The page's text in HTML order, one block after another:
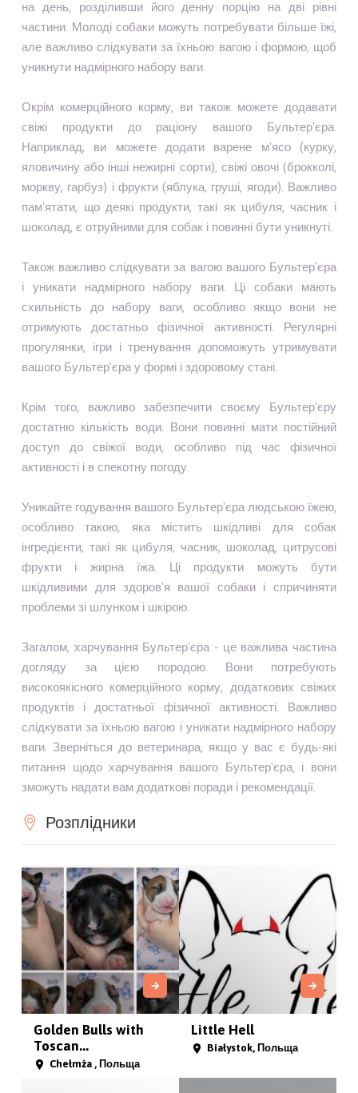
на день, розділивши його денну порцію на дві рівні
частини. Молоді собаки можуть потребувати більше їжі,
але важливо слідкувати за їхньою вагою і формою, щоб
уникнути надмірного набору ваги.
Окрім комерційного корму, ви також можете додавати
свіжі продукти до раціону вашого Бультер'єра.
Наприклад, ви можете додати варене м'ясо (курку,
яловичину або інші нежирні сорти), свіжі овочі (брокколі,
моркву, гарбуз) і фрукти (яблука, груші, ягоди). Важливо
пам'ятати, що деякі продукти, такі як цибуля, часник і
шоколад, є отруйними для собак і повинні бути уникнуті.
Також важливо слідкувати за вагою вашого Бультер'єра
і уникати надмірного набору ваги. Ці собаки мають
схильність до набору ваги, особливо якщо вони не
отримують достатньо фізичної активності. Регулярні
прогулянки, ігри і тренування допоможуть утримувати
вашого Бультер'єра у формі і здоровому стані.
Крім того, важливо забезпечити своєму Бультер'єру
достатню кількість води. Вони повинні мати постійний
доступ до свіжої води, особливо під час фізичної
активності і в спекотну погоду.
Уникайте годування вашого Бультер'єра людською їжею,
особливо такою, яка містить шкідливі для собак
інгредієнти, такі як цибуля, часник, шоколад, цитрусові
фрукти і жирна їжа. Ці продукти можуть бути
шкідливими для здоров'я вашої собаки і спричиняти
проблеми зі шлунком і шкірою.
Загалом, харчування Бультер'єра - це важлива частина
догляду за цією породою. Вони потребують
високоякісного комерційного корму, додаткових свіжих
продуктів і достатньої фізичної активності. Важливо
слідкувати за їхньою вагою і уникати надмірного набору
ваги. Зверніться до ветеринара, якщо у вас є будь-які
питання щодо харчування вашого Бультер'єра, і вони
зможуть надати вам додаткові поради і рекомендації.
Розплідники
Golden Bulls with
Toscan...
Chełmża , Польща
Little Hell
Białystok, Польща